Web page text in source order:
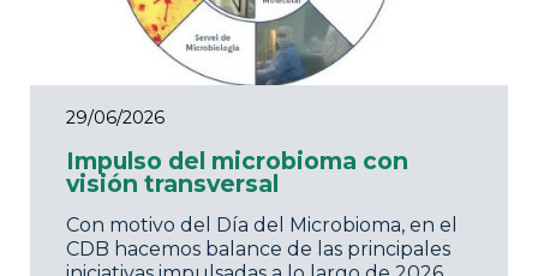
29/06/2026
Impulso del microbioma con
visión transversal
Con motivo del Día del Microbioma, en el
CDB hacemos balance de las principales